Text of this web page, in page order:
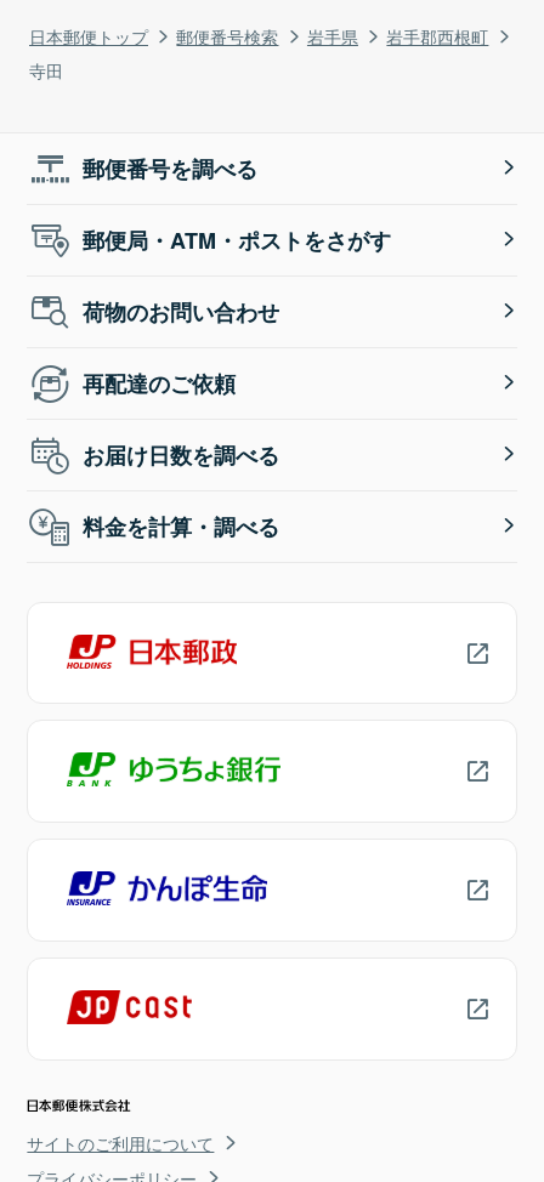
日本郵便トップ 郵便番号検索 岩手県
岩手郡西根町
寺田
郵便番号を調べる
郵便局・ATM・ポストをさがす
荷物のお問い合わせ
再配達のご依頼
お届け日数を調べる
料金を計算・調べる
サイトのご利用について